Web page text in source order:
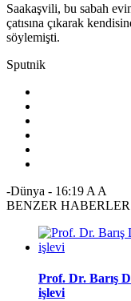
Saakaşvili, bu sabah
çatısına çıkarak
söylemişti.
Sputnik
-Dünya - 16:19 A A
BENZER HABERLER
Prof. Dr. Barış
işlevi